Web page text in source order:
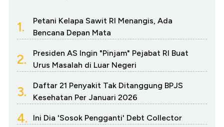
1.
Petani Kelapa Sawit RI Menangis, Ada
Bencana Depan Mata
2.
Presiden AS Ingin "Pinjam" Pejabat RI Buat
Urus Masalah di Luar Negeri
3.
Daftar 21 Penyakit Tak Ditanggung BPJS
Kesehatan Per Januari 2026
4. Ini Dia 'Sosok Pengganti' Debt Collector